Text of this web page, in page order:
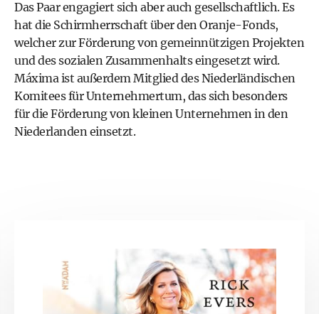
Das Paar engagiert sich aber auch gesellschaftlich. Es
hat die Schirmherrschaft über den Oranje-Fonds,
welcher zur Förderung von gemeinnützigen Projekten
und des sozialen Zusammenhalts eingesetzt wird.
Máxima ist außerdem Mitglied des Niederländischen
Komitees für Unternehmertum, das sich besonders
für die Förderung von kleinen Unternehmen in den
Niederlanden einsetzt.